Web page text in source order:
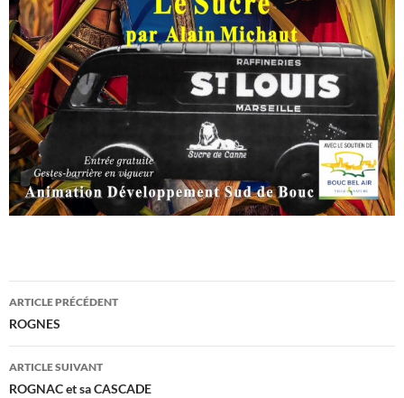
Navigation
des
articles
ARTICLE PRÉCÉDENT
ROGNES
ARTICLE SUIVANT
ROGNAC et sa CASCADE